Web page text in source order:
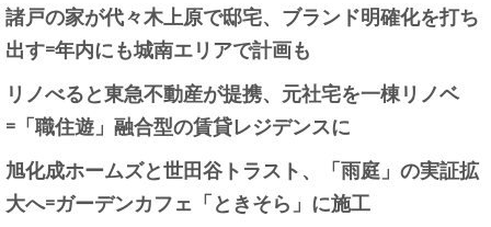
諸戸の家が代々木上原で邸宅、ブランド明確化を打ち
出す=年内にも城南エリアで計画も
リノべると東急不動産が提携、元社宅を一棟リノベ
=「職住遊」融合型の賃貸レジデンスに
旭化成ホームズと世田谷トラスト、「雨庭」の実証拡
大へ=ガーデンカフェ「ときそら」に施工